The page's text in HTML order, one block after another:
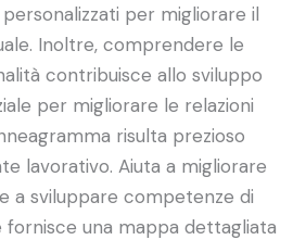
per migliorare il
Inoltre, comprendere le
contribuisce allo sviluppo
per migliorare le relazioni
risulta prezioso
lavorativo. Aiuta a migliorare
a sviluppare competenze di
fornisce una mappa dettagliata